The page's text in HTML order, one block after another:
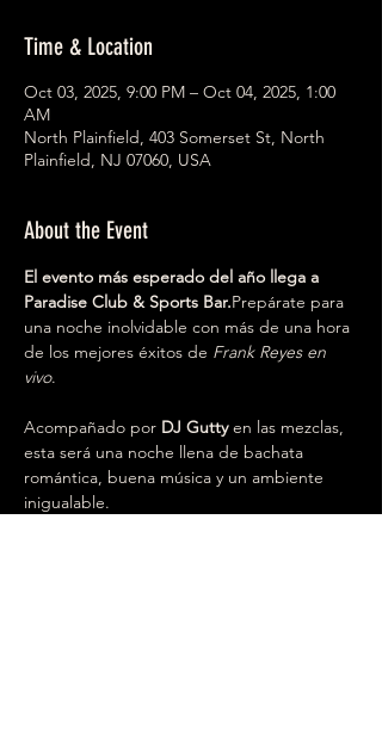
Time & Location
Oct 03, 2025, 9:00 PM – Oct 04, 2025, 1:00
AM
North Plainfield, 403 Somerset St, North
Plainfield, NJ 07060, USA
About the Event
El evento más esperado del año llega a
Paradise Club & Sports Bar.Prepárate para
una noche inolvidable con más de una hora
de los mejores éxitos de Frank Reyes en
vivo.
Acompañado por DJ Gutty en las mezclas,
esta será una noche llena de bachata
romántica, buena música y un ambiente
inigualable.